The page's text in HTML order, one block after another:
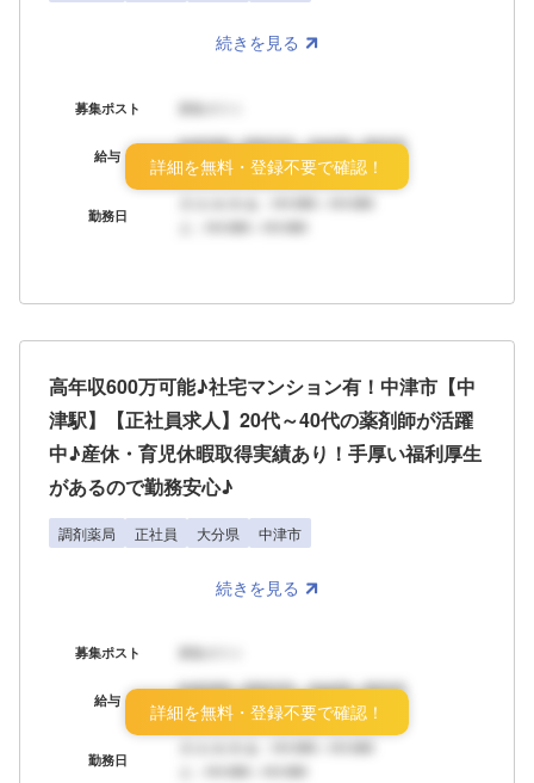
続きを見る
募集ポスト 募集ポスト
給与
年収XXX～XXX万円 月給XX～XX万円
ボーナス：年X回
勤務日
土：HH:MM～HH:MM
詳細を無料・登録不要で確認！
高年収600万可能♪社宅マンション有！中津市【中
津駅】【正社員求人】20代～40代の薬剤師が活躍
中♪産休・育児休暇取得実績あり！手厚い福利厚生
があるので勤務安心♪
調剤薬局 正社員 大分県 中津市
続きを見る
募集ポスト 募集ポスト
給与
年収XXX～XXX万円 月給XX～XX万円
ボーナス：年X回
勤務日
土：HH:MM～HH:MM
詳細を無料・登録不要で確認！